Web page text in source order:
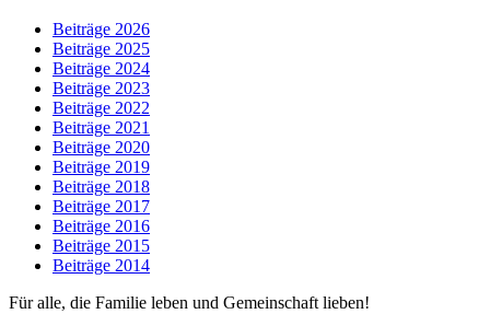
Beiträge 2026
Beiträge 2025
Beiträge 2024
Beiträge 2023
Beiträge 2022
Beiträge 2021
Beiträge 2020
Beiträge 2019
Beiträge 2018
Beiträge 2017
Beiträge 2016
Beiträge 2015
Beiträge 2014
Für alle, die Familie leben und Gemeinschaft lieben!